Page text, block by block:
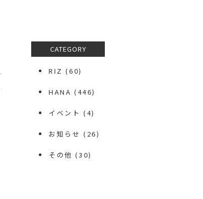
CATEGORY
RIZ (60)
HANA (446)
イベント (4)
お知らせ (26)
その他 (30)